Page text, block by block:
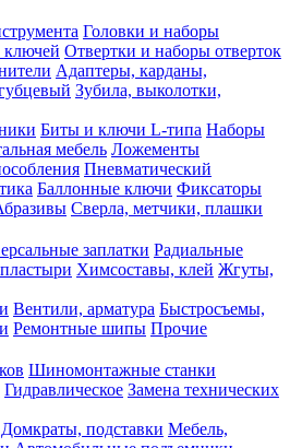
Головки и наборы
Отвертки и наборы отверток
Адаптеры, карданы,
Зубила, выколотки,
Биты и ключи L-типа Наборы
мебель Ложементы
Пневматический
Баллонные ключи Фиксаторы
Сверла, метчики, плашки
заплатки Радиальные
Химсоставы, клей Жгуты,
Вентили, арматура Быстросъемы,
Ремонтные шипы Прочие
Шиномонтажные станки
Гидравлическое Замена технических
Домкраты, подставки Мебель,